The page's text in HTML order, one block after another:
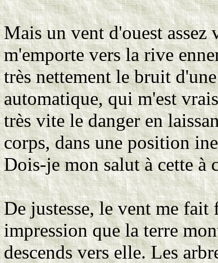
Mais un vent d'ouest
m'emporte vers la rive
très nettement le bruit
automatique, qui m'est
très vite le danger en
corps, dans une position
Dois-je mon salut à cette à
De justesse, le vent me
impression que la terre
descends vers elle. Les